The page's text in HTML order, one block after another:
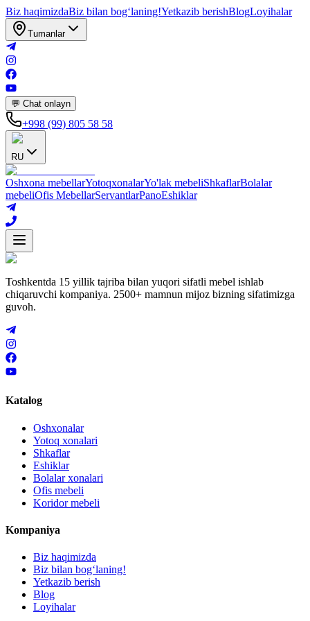
Biz haqimizdaBiz bilan bogʻlaning!Yetkazib berishBlogLoyihalar
Tumanlar
💬 Chat onlayn
+998 (99) 805 58 58
RU
Oshxona mebellarYotoqxonalarYo'lak mebeliShkaflarBolalar
mebeliOfis MebellarServantlarPanoEshiklar
Toshkentda 15 yillik tajriba bilan yuqori sifatli mebel ishlab
chiqaruvchi kompaniya. 2500+ mamnun mijoz bizning sifatimizga
guvoh.
Katalog
Oshxonalar
Yotoq xonalari
Shkaflar
Eshiklar
Bolalar xonalari
Ofis mebeli
Koridor mebeli
Kompaniya
Biz haqimizda
Biz bilan bogʻlaning!
Yetkazib berish
Blog
Loyihalar